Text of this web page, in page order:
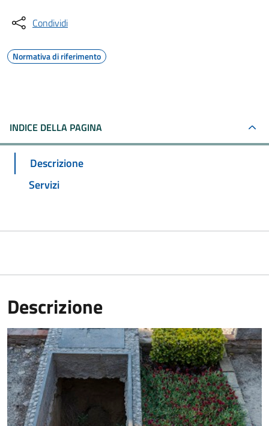
Condividi
Normativa di riferimento
INDICE DELLA PAGINA
Descrizione
Servizi
Descrizione